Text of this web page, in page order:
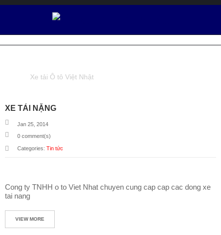
H
Ậ
D
Ị
V
Xe tải Ô tô Việt Nhật
XE TẢI NẶNG
Jan 25, 2014
0 comment(s)
Categories: Tin tức
Cong ty TNHH o to Viet Nhat chuyen cung cap cap cac dong xe
tai nang
VIEW MORE